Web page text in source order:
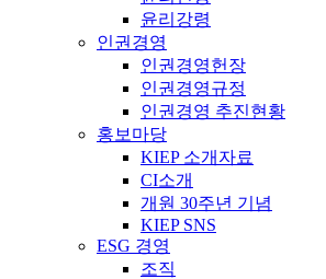
윤리강령
인권경영
인권경영헌장
인권경영규정
인권경영 추진현황
홍보마당
KIEP 소개자료
CI소개
개원 30주년 기념
KIEP SNS
ESG 경영
조직